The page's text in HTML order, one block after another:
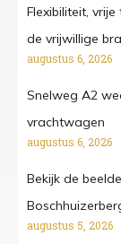
Flexibiliteit,
de vrijwillige
augustus 6, 2026
Snelweg A2
vrachtwagen
augustus 6, 2026
Bekijk de
augustus 5, 2026